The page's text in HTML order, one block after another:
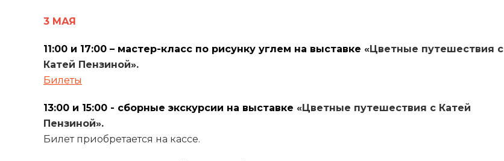
3 МАЯ
11:00 и 17:00 – мастер-класс по рисунку углем на выставке «Цветные путешествия с
Катей Пензиной».
Билеты
13:00 и 15:00 - сборные экскурсии на выставке «Цветные путешествия с Катей
Пензиной».
Билет приобретается на кассе.